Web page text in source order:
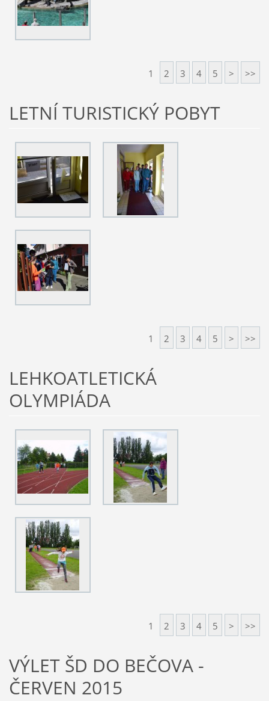
1 2 3 4 5 > >>
LETNÍ TURISTICKÝ POBYT
1 2 3 4 5 > >>
LEHKOATLETICKÁ
OLYMPIÁDA
1 2 3 4 5 > >>
VÝLET ŠD DO BEČOVA -
ČERVEN 2015